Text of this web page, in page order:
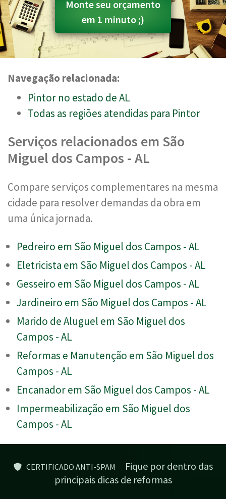
Monte seu orçamento
em 1 minuto ;)
Navegação relacionada:
Pintor no estado de AL
Todas as regiões atendidas para Pintor
Serviços relacionados em São
Miguel dos Campos - AL
Compare serviços complementares na mesma
cidade para resolver demandas da obra em
uma única jornada.
Pedreiro em São Miguel dos Campos - AL
Eletricista em São Miguel dos Campos - AL
Gesseiro em São Miguel dos Campos - AL
Jardineiro em São Miguel dos Campos - AL
Marido de Aluguel em São Miguel dos
Campos - AL
Reformas e Manutenção em São Miguel dos
Campos - AL
Encanador em São Miguel dos Campos - AL
Impermeabilização em São Miguel dos
Campos - AL
CERTIFICADO ANTI-SPAM
Fique por dentro das
principais dicas de reformas